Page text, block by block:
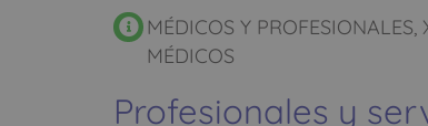
MÉDICOS Y
MÉDICOS
Profesionales y